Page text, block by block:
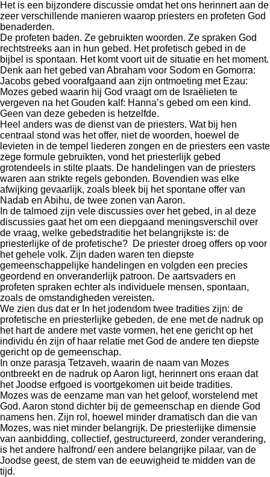
Het is een bijzondere discussie omdat het ons herinnert aan de
zeer verschillende manieren waarop priesters en profeten God
benaderden.
De profeten baden. Ze gebruikten woorden. Ze spraken God
rechtstreeks aan in hun gebed. Het profetisch gebed in de
bijbel is spontaan. Het komt voort uit de situatie en het moment.
Denk aan het gebed van Abraham voor Sodom en Gomorra:
Jacobs gebed voorafgaand aan zijn ontmoeting met Ezau:
Mozes gebed waarin hij God vraagt om de Israëlieten te
vergeven na het Gouden kalf: Hanna’s gebed om een kind.
Geen van deze gebeden is hetzelfde.
Heel anders was de dienst van de priesters. Wat bij hen
centraal stond was het offer, niet de woorden, hoewel de
levieten in de tempel liederen zongen en de priesters een vaste
zege formule gebruikten, vond het priesterlijk gebed
grotendeels in stilte plaats. De handelingen van de priesters
waren aan strikte regels gebonden. Bovendien was elke
afwijking gevaarlijk, zoals bleek bij het spontane offer van
Nadab en Abihu, de twee zonen van Aaron.
In de talmoed zijn vele discussies over het gebed, in al deze
discussies gaat het om een diepgaand meningsverschil over
de vraag, welke gebedstraditie het belangrijkste is: de
priesterlijke of de profetische? De priester droeg offers op voor
het gehele volk. Zijn daden waren ten diepste
gemeenschappelijke handelingen en volgden een precies
geordend en onveranderlijk patroon. De aartsvaders en
profeten spraken echter als individuele mensen, spontaan,
zoals de omstandigheden vereisten.
We zien dus dat er In het jodendom twee tradities zijn: de
profetische en priesterlijke gebeden, de ene met de nadruk op
het hart de andere met vaste vormen, het ene gericht op het
individu én zijn of haar relatie met God de andere ten diepste
gericht op de gemeenschap.
In onze parasja Tetzaveh, waarin de naam van Mozes
ontbreekt en de nadruk op Aaron ligt, herinnert ons eraan dat
het Joodse erfgoed is voortgekomen uit beide tradities.
Mozes was de eenzame man van het geloof, worstelend met
God. Aaron stond dichter bij de gemeenschap en diende God
namens hen. Zijn rol, hoewel minder dramatisch dan die van
Mozes, was niet minder belangrijk. De priesterlijke dimensie
van aanbidding, collectief, gestructureerd, zonder verandering,
is het andere halfrond/ een andere belangrijke pilaar, van de
Joodse geest, de stem van de eeuwigheid te midden van de
tijd.